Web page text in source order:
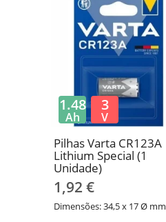
Pilhas Varta CR123A
Lithium Special (1
Unidade)
1,92 €
Dimensões: 34,5 x 17 Ø mm
1.48
Ah
3
V